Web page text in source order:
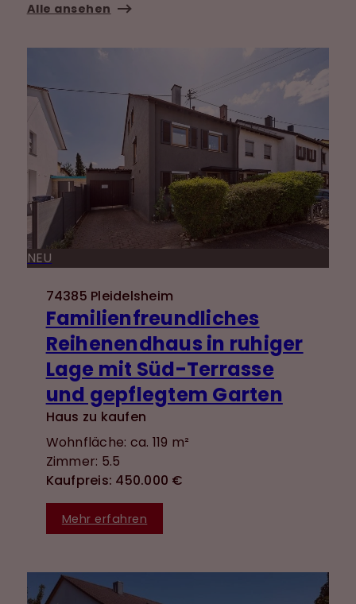
Alle ansehen
NEU
74385 Pleidelsheim
Familienfreundliches
Reihenendhaus in ruhiger
Lage mit Süd-Terrasse
und gepflegtem Garten
Haus zu kaufen
Wohnfläche: ca. 119 m²
Zimmer: 5.5
Kaufpreis: 450.000 €
Mehr erfahren